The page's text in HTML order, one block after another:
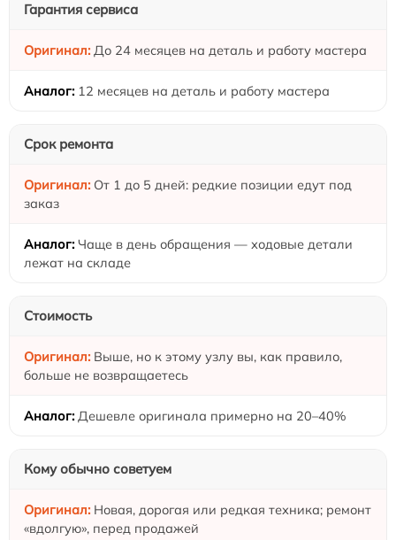
Гарантия сервиса
До 24 месяцев на деталь и работу мастера
12 месяцев на деталь и работу мастера
Срок ремонта
От 1 до 5 дней: редкие позиции едут под
заказ
Чаще в день обращения — ходовые детали
лежат на складе
Стоимость
Выше, но к этому узлу вы, как правило,
больше не возвращаетесь
Дешевле оригинала примерно на 20–40%
Кому обычно советуем
Новая, дорогая или редкая техника; ремонт
«вдолгую», перед продажей